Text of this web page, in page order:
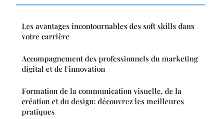
Les avantages incontournables des soft skills dans
votre carrière
Accompagnement des professionnels du marketing
digital et de l'innovation
Formation de la communication visuelle, de la
création et du design: découvrez les meilleures
pratiques